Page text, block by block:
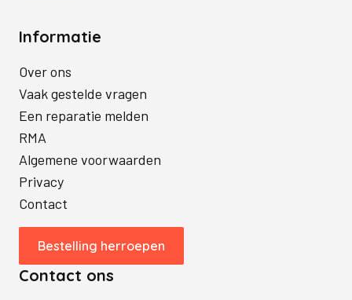
Informatie
Over ons
Vaak gestelde vragen
Een reparatie melden
RMA
Algemene voorwaarden
Privacy
Contact
Bestelling herroepen
Contact ons